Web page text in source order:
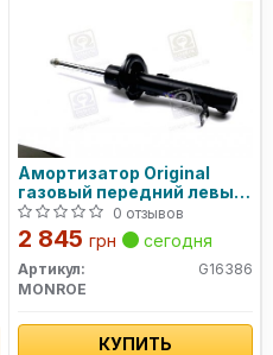
Амортизатор Original
газовый передний левый
G16386 MONROE
0 отзывов
2 845 грн сегодня
Артикул:
G16386
MONROE
КУПИТЬ